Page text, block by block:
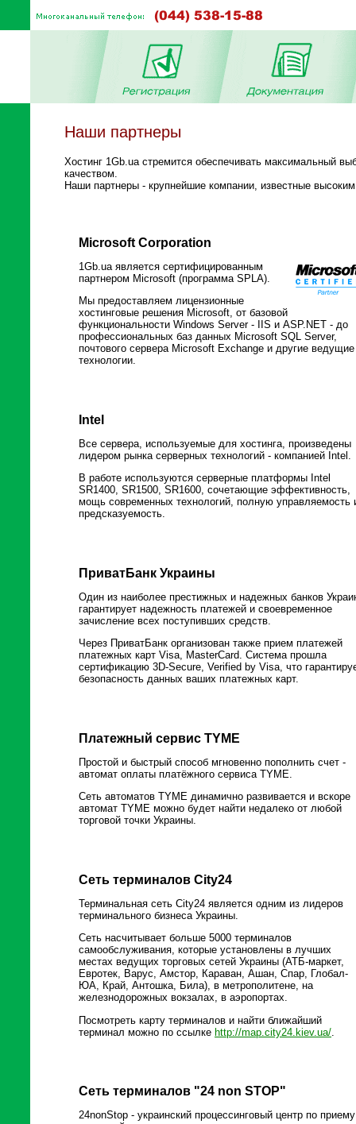
Наши партнеры
Хостинг 1Gb.ua стремится обеспечивать максимальный
качеством.
Наши партнеры - крупнейшие компании, известные
Microsoft Corporation
1Gb.ua является сертифицированным
партнером Microsoft (программа SPLA).
Мы предоставляем лицензионные
хостинговые решения Microsoft, от базовой
функциональности Windows Server - IIS и ASP.NET - до
профессиональных баз данных Microsoft SQL Server,
почтового сервера Microsoft Exchange и другие ведущие
технологии.
Intel
Все сервера, используемые для хостинга, произведены
лидером рынка серверных технологий - компанией Intel.
В работе используются серверные платформы Intel
SR1400, SR1500, SR1600, сочетающие эффективность,
мощь современных технологий, полную управляемость
предсказуемость.
ПриватБанк Украины
Один из наиболее престижных и надежных банков
гарантирует надежность платежей и своевременное
зачисление всех поступивших средств.
Через ПриватБанк организован также прием платежей
платежных карт Visa, MasterCard. Система прошла
сертификацию 3D-Secure, Verified by Visa, что
безопасность данных ваших платежных карт.
Платежный сервис TYME
Простой и быстрый способ мгновенно пополнить счет -
автомат оплаты платёжного сервиса TYME.
Сеть автоматов TYME динамично развивается и вскоре
автомат TYME можно будет найти недалеко от любой
торговой точки Украины.
Сеть терминалов City24
Терминальная сеть City24 является одним из лидеров
терминального бизнеса Украины.
Сеть насчитывает больше 5000 терминалов
самообслуживания, которые установлены в лучших
местах ведущих торговых сетей Украины (АТБ-маркет,
Евротек, Варус, Амстор, Караван, Ашан, Спар, Глобал-
ЮА, Край, Антошка, Била), в метрополитене, на
железнодорожных вокзалах, в аэропортах.
Посмотреть карту терминалов и найти ближайший
терминал можно по ссылке http://map.city24.kiev.ua/
Сеть терминалов "24 non STOP"
24nonStop - украинский процессинговый центр по приему